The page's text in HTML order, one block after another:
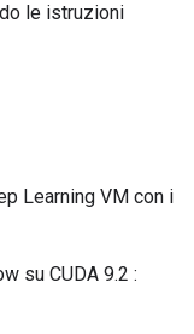
le istruzioni
Learning VM con i
su CUDA 9.2 :